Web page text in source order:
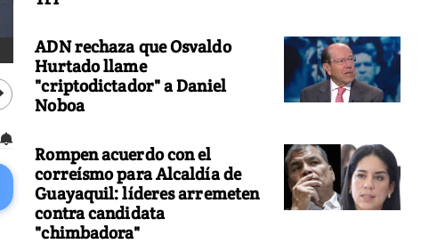
ADN rechaza que Osvaldo
Hurtado llame
"criptodictador" a Daniel
Noboa
Rompen acuerdo con el
correísmo para Alcaldía de
Guayaquil: líderes arremeten
contra candidata
"chimbadora"